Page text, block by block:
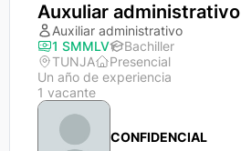
Auxuliar administrativo
Auxiliar administrativo
1 SMMLV
Bachiller
TUNJA
Presencial
Un año de experiencia
1 vacante
CONFIDENCIAL